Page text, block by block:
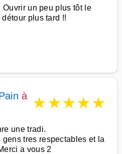
Ouvrir un peu plus tôt le
plus tard !!
à ★★★★★
une tradi.
tres respectables et la
a vous 2